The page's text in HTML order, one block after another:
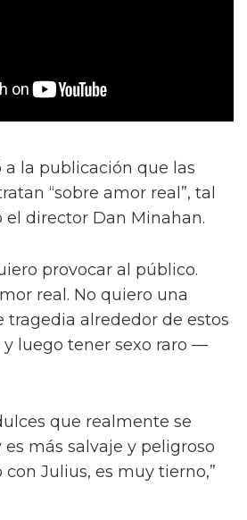
la publicación que las
“sobre amor real”, tal
el director Dan Minahan.
provocar al público.
real. No quiero una
tragedia alrededor de estos
y luego tener sexo raro —
que realmente se
más salvaje y peligroso
con Julius, es muy tierno,”